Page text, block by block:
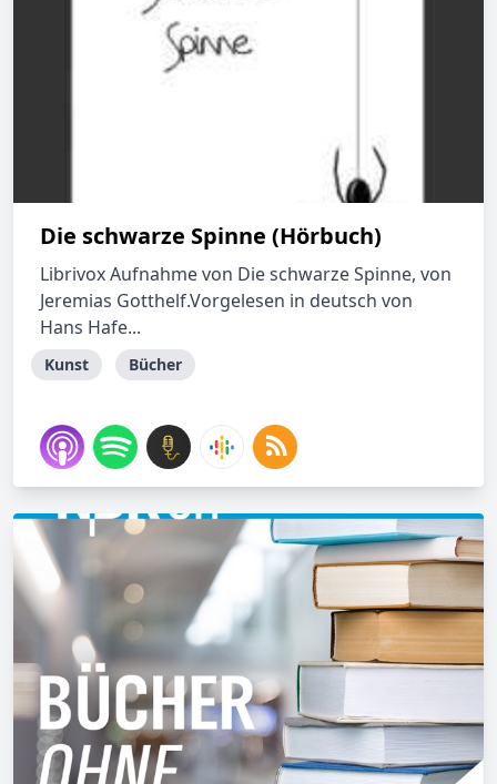
Die schwarze Spinne (Hörbuch)
Librivox Aufnahme von Die schwarze Spinne, von
Jeremias Gotthelf.Vorgelesen in deutsch von
Hans Hafe...
Kunst Bücher